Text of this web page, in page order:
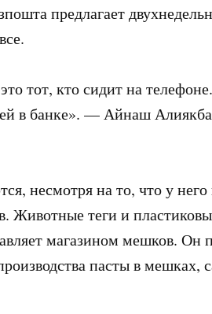
предлагает
тот, кто сидит на
в банке». — Айнаш
несмотря на то, что у него
Животные теги и
магазином мешков. Он
пасты в мешках,